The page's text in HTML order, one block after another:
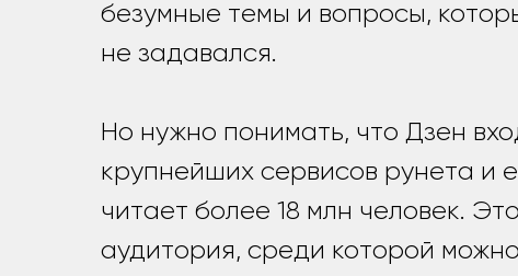
безумные темы и вопросы,
не задавался.
Но нужно понимать, что Дзен
крупнейших сервисов рунета и
читает более 18 млн человек.
аудитория, среди которой